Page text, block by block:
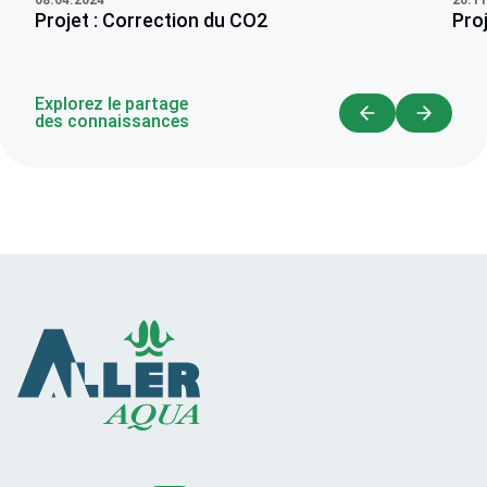
Projet : Correction du CO2
Explorez le partage
des connaissances